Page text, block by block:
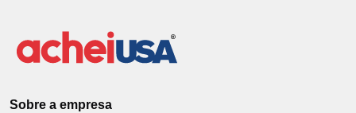
Sobre a empresa